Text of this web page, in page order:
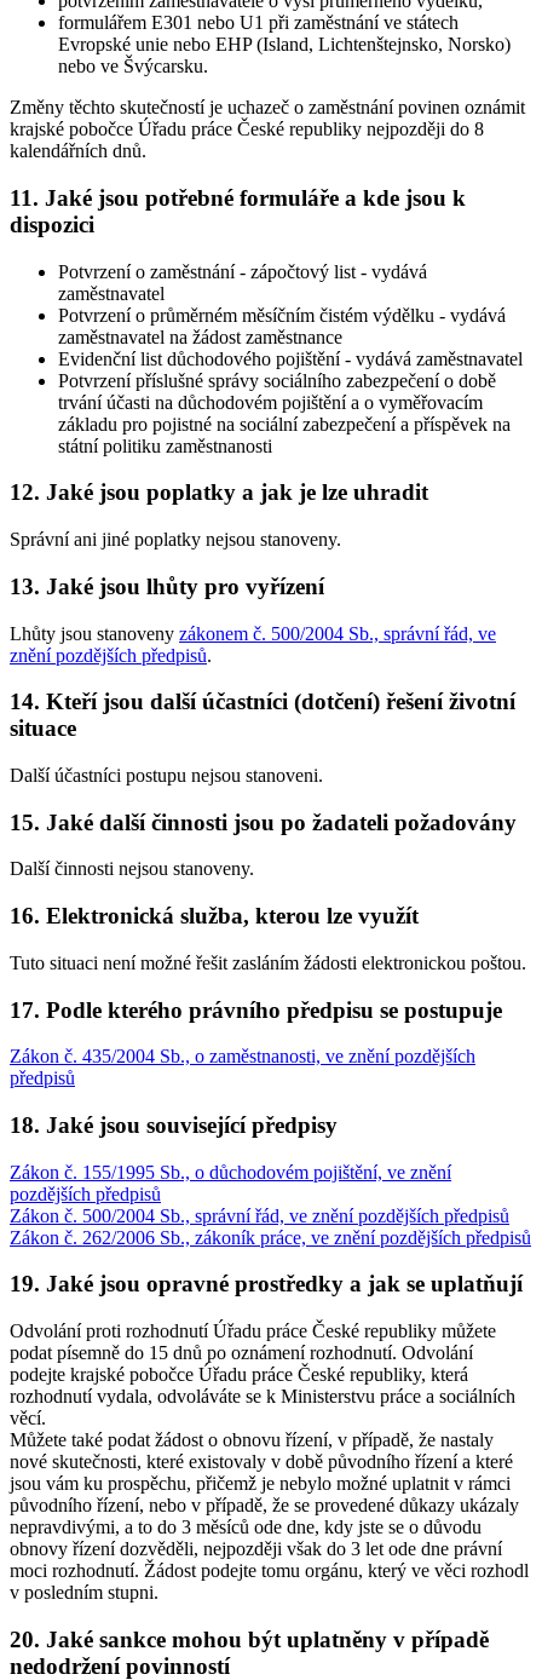
formulářem E301 nebo U1 při zaměstnání ve státech
Evropské unie nebo EHP (Island, Lichtenštejnsko, Norsko)
nebo ve Švýcarsku.
Změny těchto skutečností je uchazeč o zaměstnání povinen oznámit
krajské pobočce Úřadu práce České republiky nejpozději do 8
kalendářních dnů.
11. Jaké jsou potřebné formuláře a kde jsou k
dispozici
Potvrzení o zaměstnání - zápočtový list - vydává
zaměstnavatel
Potvrzení o průměrném měsíčním čistém výdělku - vydává
zaměstnavatel na žádost zaměstnance
Evidenční list důchodového pojištění - vydává zaměstnavatel
Potvrzení příslušné správy sociálního zabezpečení o době
trvání účasti na důchodovém pojištění a o vyměřovacím
základu pro pojistné na sociální zabezpečení a příspěvek na
státní politiku zaměstnanosti
12. Jaké jsou poplatky a jak je lze uhradit
Správní ani jiné poplatky nejsou stanoveny.
13. Jaké jsou lhůty pro vyřízení
Lhůty jsou stanoveny zákonem č. 500/2004 Sb., správní řád, ve
znění pozdějších předpisů.
14. Kteří jsou další účastníci (dotčení) řešení životní
situace
Další účastníci postupu nejsou stanoveni.
15. Jaké další činnosti jsou po žadateli požadovány
Další činnosti nejsou stanoveny.
16. Elektronická služba, kterou lze využít
Tuto situaci není možné řešit zasláním žádosti elektronickou poštou.
17. Podle kterého právního předpisu se postupuje
Zákon č. 435/2004 Sb., o zaměstnanosti, ve znění pozdějších
předpisů
18. Jaké jsou související předpisy
Zákon č. 155/1995 Sb., o důchodovém pojištění, ve znění
pozdějších předpisů
Zákon č. 500/2004 Sb., správní řád, ve znění pozdějších předpisů
Zákon č. 262/2006 Sb., zákoník práce, ve znění pozdějších předpisů
19. Jaké jsou opravné prostředky a jak se uplatňují
Odvolání proti rozhodnutí Úřadu práce České republiky můžete
podat písemně do 15 dnů po oznámení rozhodnutí. Odvolání
podejte krajské pobočce Úřadu práce České republiky, která
rozhodnutí vydala, odvoláváte se k Ministerstvu práce a sociálních
věcí.
Můžete také podat žádost o obnovu řízení, v případě, že nastaly
nové skutečnosti, které existovaly v době původního řízení a které
jsou vám ku prospěchu, přičemž je nebylo možné uplatnit v rámci
původního řízení, nebo v případě, že se provedené důkazy ukázaly
nepravdivými, a to do 3 měsíců ode dne, kdy jste se o důvodu
obnovy řízení dozvěděli, nejpozději však do 3 let ode dne právní
moci rozhodnutí. Žádost podejte tomu orgánu, který ve věci rozhodl
v posledním stupni.
20. Jaké sankce mohou být uplatněny v případě
nedodržení povinností